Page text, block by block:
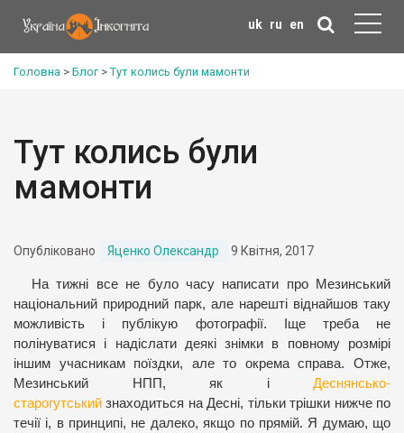
uk ru en
Головна > Блог>Тут колись були мамонти
Тут колись були
мамонти
Опубліковано Яценко Олександр 9 Квітня, 2017
На тижні все не було часу написати про Мезинський
національний природний парк, але нарешті віднайшов таку
можливість і публікую фотографії. Іще треба не
полінуватися і надіслати деякі знімки в повному розмірі
іншим учасникам поїздки, але то окрема справа. Отже,
Мезинський НПП, як і Деснянсько-
старогутський знаходиться на Десні, тільки трішки нижче по
течії і, в принципі, не далеко, якщо по прямій. Я думаю, що